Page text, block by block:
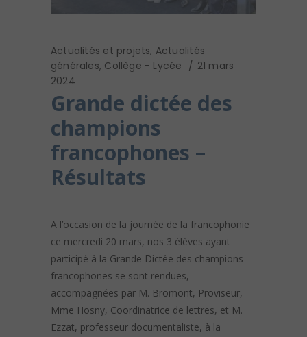
Actualités et projets, Actualités
générales, Collège - Lycée
21 mars
2024
Grande dictée des
champions
francophones –
Résultats
A l’occasion de la journée de la francophonie
ce mercredi 20 mars, nos 3 élèves ayant
participé à la Grande Dictée des champions
francophones se sont rendues,
accompagnées par M. Bromont, Proviseur,
Mme Hosny, Coordinatrice de lettres, et M.
Ezzat, professeur documentaliste, à la